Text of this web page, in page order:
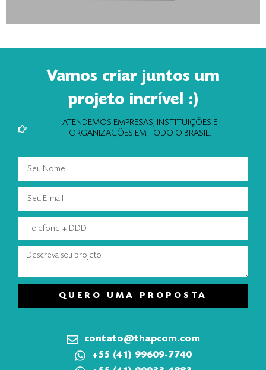
Vamos criar juntos um
projeto incrível :)
ATENDEMOS EMPRESAS, INSTITUIÇÕES E
ORGANIZAÇÕES EM TODO O BRASIL.
QUERO UMA PROPOSTA
contato@thapcom.com
+55 (41) 99609-7740